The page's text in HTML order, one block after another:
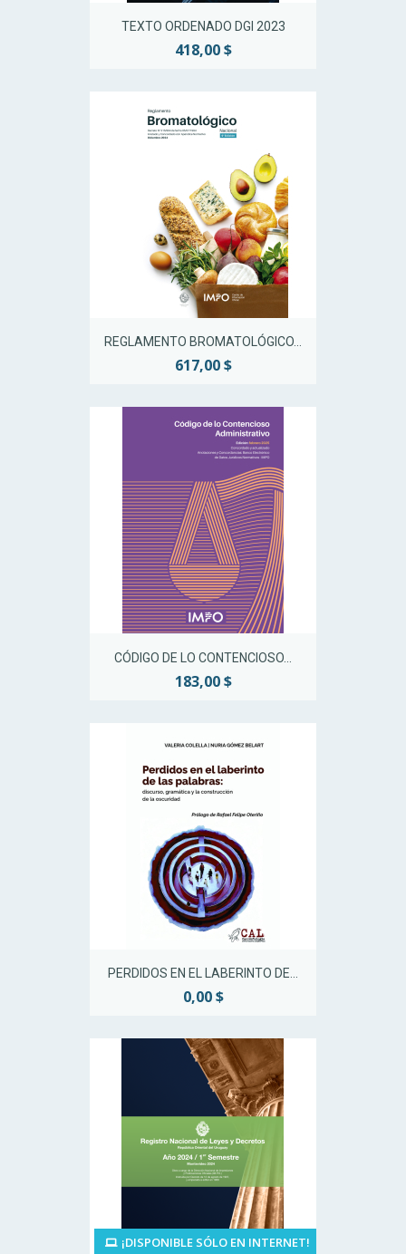
TEXTO ORDENADO DGI 2023
418,00 $
REGLAMENTO BROMATOLÓGICO...
617,00 $
CÓDIGO DE LO CONTENCIOSO...
183,00 $
PERDIDOS EN EL LABERINTO DE...
0,00 $
¡DISPONIBLE SÓLO EN INTERNET!